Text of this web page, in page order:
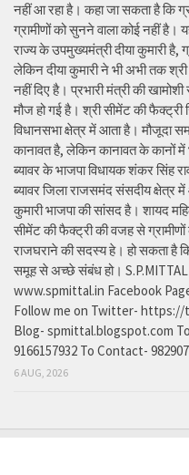
नहीं आ रहा है। कहा जा सकता है कि
ग्रामीणों को सुनने वाला कोई नहीं है।
राज्य के उपमुख्यमंत्री दीया कुमारी है,
लेकिन दीया कुमारी ने भी अभी तक
नहीं दिए है। प्रभारी मंत्री की
मौज हो गई है। श्री सीमेंट की फैक्ट्री
विधानसभा क्षेत्र में आता है। मौजूदा
कानावत है, लेकिन कानावत के कानों में
ब्यावर के भाजपा विधायक शंकर सिंह
ब्यावर जिला राजसमंद संसदीय क्षेत्र
कुमारी भाजपा की सांसद है। शायद
सीमेंट की फैक्ट्री की वजह से ग्रामीणों
राजघराने की सदस्य हे। हो सकता है
समूह से अच्छे संबंध हो।
www.spmittal.in Facebook
Follow me on Twitter-
Blog- spmittal.blogspot.com
9166157932 To Contact-
6 AUG, 2026